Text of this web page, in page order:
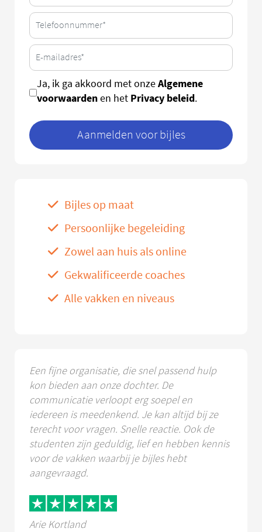
Ja, ik ga akkoord met onzeAlgemene
voorwaardenen het Privacy beleid.
Aanmelden voor bijles
Bijles op maat
Persoonlijke begeleiding
Zowel aan huis als online
Gekwalificeerde coaches
Alle vakken en niveaus
Een fijne organisatie, die snel passend hulp
kon bieden aan onze dochter. De
communicatie verloopt erg soepel en
iedereen is meedenkend. Je kan altijd bij ze
terecht voor vragen. Snelle reactie. Ook de
studenten zijn geduldig, lief en hebben kennis
voor de vakken waarbij je bijles hebt
aangevraagd.
Arie Kortland